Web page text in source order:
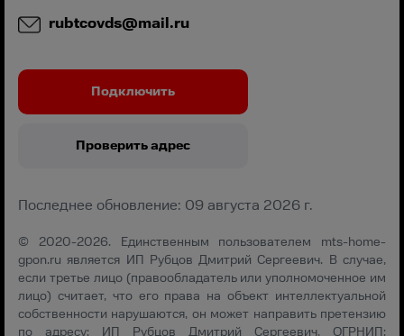
rubtcovds@mail.ru
Подключить
Проверить адрес
Последнее обновление: 09 августа 2026 г.
© 2020-2026. Единственным пользователем mts-home-
gpon.ru является ИП Рубцов Дмитрий Сергеевич. В случае,
если третье лицо (правообладатель или уполномоченное им
лицо) считает, что его права на объект интеллектуальной
собственности нарушаются, он может направить претензию
по адресу: ИП Рубцов Дмитрий Сергеевич, ОГРНИП: